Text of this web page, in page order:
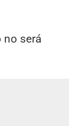
no será